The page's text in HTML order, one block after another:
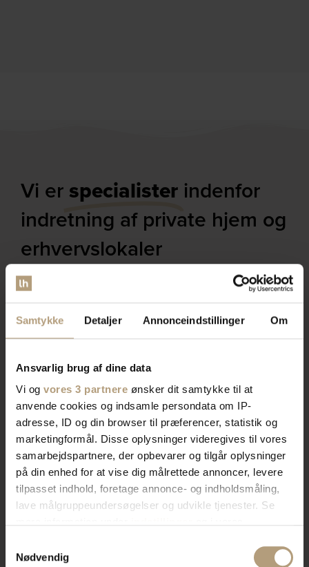
Samtykke Detaljer Annonceindstillinger Om
Ansvarlig brug af dine data
Vi og vores 3 partnere ønsker dit samtykke til at
anvende cookies og indsamle persondata om IP-
adresse, ID og din browser til præferencer, statistik og
marketingformål. Disse oplysninger videregives til vores
samarbejdspartnere, der opbevarer og tilgår oplysninger
på din enhed for at vise dig målrettede annoncer, levere
tilpasset indhold, foretage annonce- og indholdsmåling,
lave målgruppeundersøgelser og udvikle tjenester. Se
tilbage eller ændre indstillinger fra vores
Nødvendig
Vi er specialister indenfor
indretning af private hjem og
erhvervslokaler​
Vores brede sortiment forvandler dit rum med stil og
funktionalitet. Find tidløst design, æstetik, eller
farverigt interiør. Vi har skænke, TV-borde, bordben,
og mere, der afspejler din stil. Vores produkter
kombinerer skønhed og praktik for et hjem der
Bliv kontaktet af en salgskonsulent